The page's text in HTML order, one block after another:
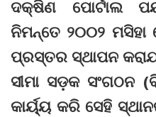
ଦକ୍ଷିଣ ପୋର୍ଟାଲ
ନିମନ୍ତେ ୨୦୦୨
ପ୍ରସ୍ତର ସ୍ଥାପନ
ସୀମା ସଡ଼କ ସଂଗଠନ
କାର୍ୟ୍ୟ କରି ସେହି